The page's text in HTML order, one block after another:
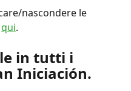
nascondere le
qui.
in tutti i
Iniciación.